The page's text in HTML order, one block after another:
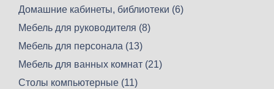
Домашние кабинеты, библиотеки (6)
Мебель для руководителя (8)
Мебель для персонала (13)
Мебель для ванных комнат (21)
Столы компьютерные (11)